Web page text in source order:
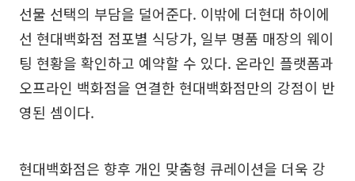
선물 선택의 부담을 덜어준다. 이밖에 더현대 하이에
선 현대백화점 점포별 식당가, 일부 명품 매장의 웨이
팅 현황을 확인하고 예약할 수 있다. 온라인 플랫폼과
오프라인 백화점을 연결한 현대백화점만의 강점이 반
영된 셈이다.
현대백화점은 향후 개인 맞춤형 큐레이션을 더욱 강